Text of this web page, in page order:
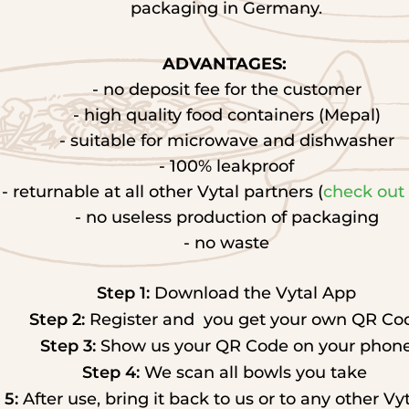
Speichert den Zustimmungsstatus des
Cookies auf der aktuellen Domäne.
zu erinnern, die die Art beeinflussen, wie sich
Zweck
Enthält eine Besucher-ID. Dies wird verwendet,
Besucher beim erneuten Besuch der Webseite
identifizieren.
wie Besucher mit Webseiten interagieren, indem
Zweck
Verfolgt spezielle Schriftarten, die auf der
interne Analysen verwendet werden. Der
keine Besucherdaten.
packaging in Germany.
ADVANTAGES:
- no deposit fee for the customer
- high quality food containers (Mepal)
- suitable for microwave and dishwasher
- 100% leakproof
- returnable at all other Vytal partners (check out
- no useless production of packaging
- no waste
Step 1: Download the Vytal App
Step 2: Register and  you get your own QR
Step 3: Show us your QR Code on your
Step 4: We scan all bowls you take
After use, bring it back to us or to any other